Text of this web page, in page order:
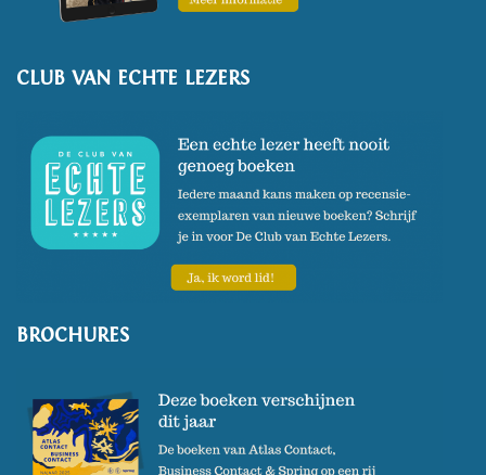
CLUB VAN ECHTE LEZERS
BROCHURES